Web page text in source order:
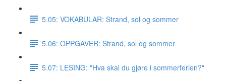
5.05: VOKABULAR: Strand, sol og sommer
5.06: OPPGAVER: Strand, sol og sommer
5.07: LESING: "Hva skal du gjøre i sommerferien?"